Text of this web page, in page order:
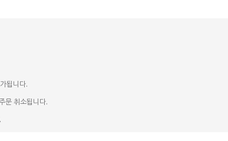
됩니다.
문 취소됩니다.